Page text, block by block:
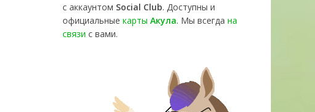
с аккаунтом Social Club. Доступны и
официальные карты Акула. Мы всегда на
связи с вами.